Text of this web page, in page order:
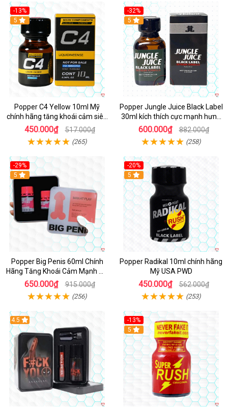
-13%
Hot
5
Popper C4 Yellow 10ml Mỹ
chính hãng tăng khoái cảm siêu
mạnh
450.000₫ 517.000₫
(265)
-32%
5
Popper Jungle Juice Black Label
30ml kích thích cực mạnh hưng
phấn
600.000₫ 882.000₫
(258)
-29%
5
Popper Big Penis 60ml Chính
Hãng Tăng Khoái Cảm Mạnh Mẽ
An Toàn
650.000₫ 915.000₫
(256)
-20%
5
Popper Radikal 10ml chính hãng
Mỹ USA PWD
450.000₫ 562.000₫
(253)
4.5
-13%
Hot
5